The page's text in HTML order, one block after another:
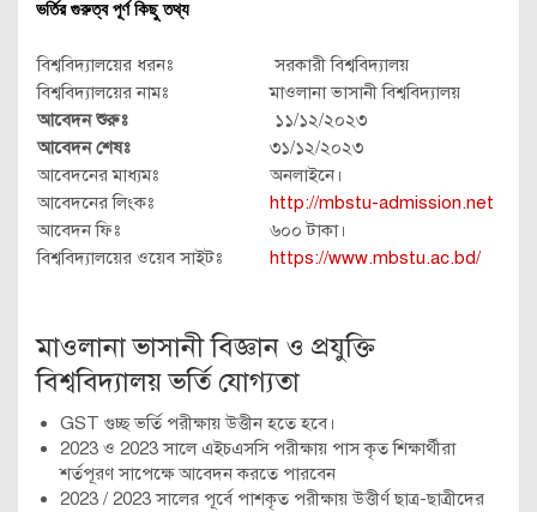
ভর্তির গুরুত্ব পূর্ণ কিছু তথ্য
বিশ্ববিদ্যালয়ের ধরনঃ
সরকারী বিশ্ববিদ্যালয়
বিশ্ববিদ্যালয়ের নামঃ
মাওলানা ভাসানী বিশ্ববিদ্যালয়
আবেদন শুরুঃ
১১/১২/২০২৩
আবেদন শেষঃ
৩১/১২/২০২৩
আবেদনের মাধ্যমঃ
অনলাইনে।
আবেদনের লিংকঃ
http://mbstu-admission.net
আবেদন ফিঃ
৬০০ টাকা।
বিশ্ববিদ্যালয়ের ওয়েব সাইটঃ
https://www.mbstu.ac.bd/
মাওলানা ভাসানী বিজ্ঞান ও প্রযুক্তি
বিশ্ববিদ্যালয় ভর্তি যোগ্যতা
GST গুচ্ছ ভর্তি পরীক্ষায় উত্তীন হতে হবে।
2023 ও 2023 সালে এইচএসসি পরীক্ষায় পাস কৃত শিক্ষার্থীরা
শর্তপূরণ সাপেক্ষে আবেদন করতে পারবেন
2023 / 2023 সালের পূর্বে পাশকৃত পরীক্ষায় উত্তীর্ণ ছাত্র-ছাত্রীদের